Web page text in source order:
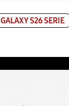
GALAXY S26 SERIE